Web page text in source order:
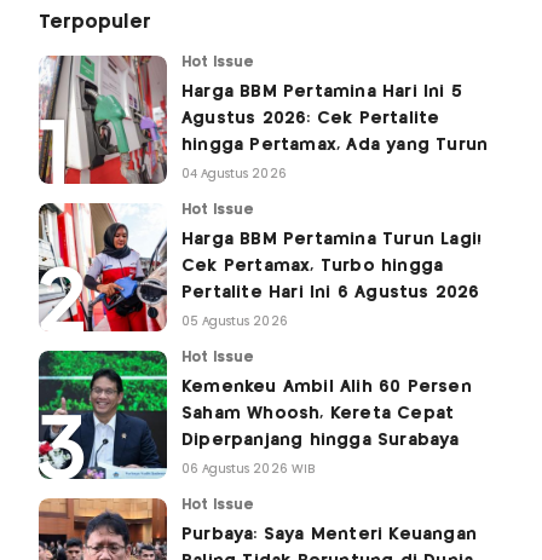
Terpopuler
Hot Issue
Harga BBM Pertamina Hari Ini 5
Agustus 2026: Cek Pertalite
hingga Pertamax, Ada yang Turun
04 Agustus 2026
Hot Issue
Harga BBM Pertamina Turun Lagi!
Cek Pertamax, Turbo hingga
Pertalite Hari Ini 6 Agustus 2026
05 Agustus 2026
Hot Issue
Kemenkeu Ambil Alih 60 Persen
Saham Whoosh, Kereta Cepat
Diperpanjang hingga Surabaya
06 Agustus 2026 WIB
Hot Issue
Purbaya: Saya Menteri Keuangan